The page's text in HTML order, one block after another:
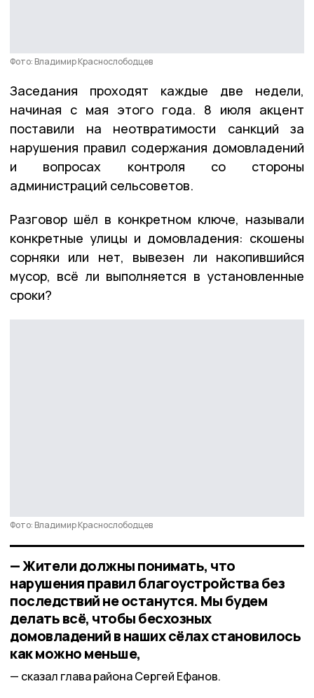
Фото: Владимир Краснослободцев
Заседания проходят каждые две недели,
начиная с мая этого года. 8 июля акцент
поставили на неотвратимости санкций за
нарушения правил содержания домовладений
и вопросах контроля со стороны
администраций сельсоветов.
Разговор шёл в конкретном ключе, называли
конкретные улицы и домовладения: скошены
сорняки или нет, вывезен ли накопившийся
мусор, всё ли выполняется в установленные
сроки?
Фото: Владимир Краснослободцев
— Жители должны понимать, что
нарушения правил благоустройства без
последствий не останутся. Мы будем
делать всё, чтобы бесхозных
домовладений в наших сёлах становилось
как можно меньше,
сказал глава района Сергей Ефанов.